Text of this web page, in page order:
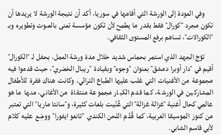
وفي العودة إلى الورشة التي أقامها في سوريا، أكد أن نتيجة الورشة لا يريدها أن
تكون مجرد "كورال" فقط بقدر ما يطمح لأن تكون مؤسسة تعنى بالصوت وتطويره وبـ
"الكورالات"، تساهم برفع المستوى الثقافي.
توّج الجهد الذي استمر بحماس شديد خلال مدة ورشة العمل، بحفل لـ "الكورال"
أقيم في "دار أوبرا دمشق" بعنوان "وجوه" وبقيادة "ريبال الخضري"، حيث قدموا فيه
مجموعة من الأغنيات التي غلب عليها الطباع التراثي، وكانت هناك فقرة للأطفال
المشاركين في الورشة، كما قدم الكبار مجموعة منتقاة من الأغاني، منها ما هو
عالمي كحال أغنية "غزالة غزالة" التي غُنّيت بلغات كثيرة، و"سانتا ماريا" التي تعتبر
من كنوز الموسيقا الغربية، كما قُدّم اللحن الكندي "تانغو ايفورا" ووضِع عليه كلام
لأبي قاسم الشابي.